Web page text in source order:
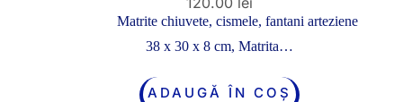
Matrite chiuvete, cismele, fantani arteziene
38 x 30 x 8 cm, Matrita…
ADAUGĂ ÎN COȘ